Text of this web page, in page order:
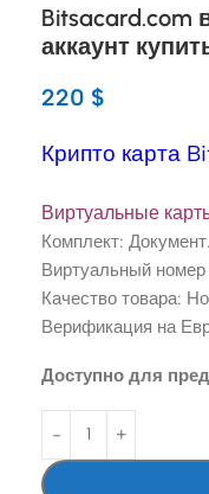
аккаунт
220 $
Крипто карта
Виртуальные
Комплект:
Виртуальный
Качество товара:
Верификация на
Доступно для